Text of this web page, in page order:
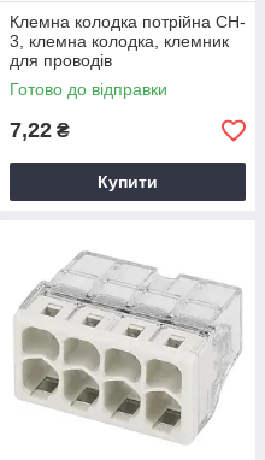
Клемна колодка потрійна CH-
3, клемна колодка, клемник
для проводів
Готово до відправки
7,22 ₴
Купити